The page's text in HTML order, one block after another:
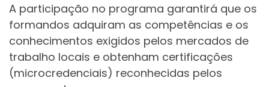
A participação no programa garantirá que os
formandos adquiram as competências e os
conhecimentos exigidos pelos mercados de
trabalho locais e obtenham certificações
(microcredenciais) reconhecidas pelos